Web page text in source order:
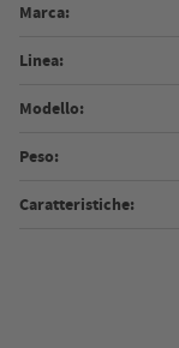
Marca:
Linea:
Modello:
Peso:
Caratteristiche: